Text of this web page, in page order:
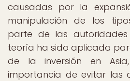
causadas por la
manipulación de los
parte de las autoridades
teoría ha sido aplicada
de la inversión en
importancia de evitar las